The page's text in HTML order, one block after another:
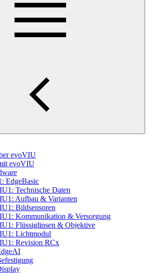
evoVIU
evoVIU
EdgeBasic
Technische Daten
Aufbau & Varianten
Bildsensoren
Kommunikation & Versorgung
Flüssiglinsen & Objektive
Lichtmodul
Revision RCx